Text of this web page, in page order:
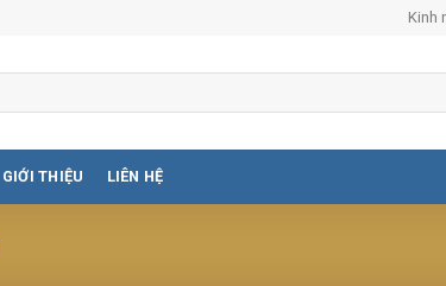
Kinh
GIỚI THIỆU LIÊN HỆ